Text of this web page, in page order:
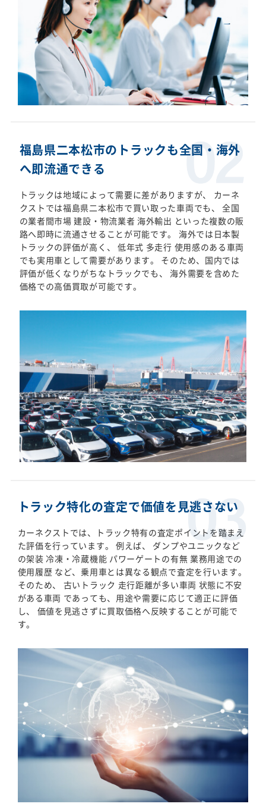
福島県二本松市のトラックも全国・海外
へ即流通できる
トラックは地域によって需要に差がありますが、 カーネ
クストでは福島県二本松市で買い取った車両でも、 全国
の業者間市場 建設・物流業者 海外輸出 といった複数の販
路へ即時に流通させることが可能です。 海外では日本製
トラックの評価が高く、 低年式 多走行 使用感のある車両
でも実用車として需要があります。 そのため、国内では
評価が低くなりがちなトラックでも、 海外需要を含めた
価格での高価買取が可能です。
トラック特化の査定で価値を見逃さない
カーネクストでは、トラック特有の査定ポイントを踏まえ
た評価を行っています。 例えば、 ダンプやユニックなど
の架装 冷凍・冷蔵機能 パワーゲートの有無 業務用途での
使用履歴 など、乗用車とは異なる観点で査定を行います。
そのため、 古いトラック 走行距離が多い車両 状態に不安
がある車両 であっても、用途や需要に応じて適正に評価
し、 価値を見逃さずに買取価格へ反映することが可能で
す。